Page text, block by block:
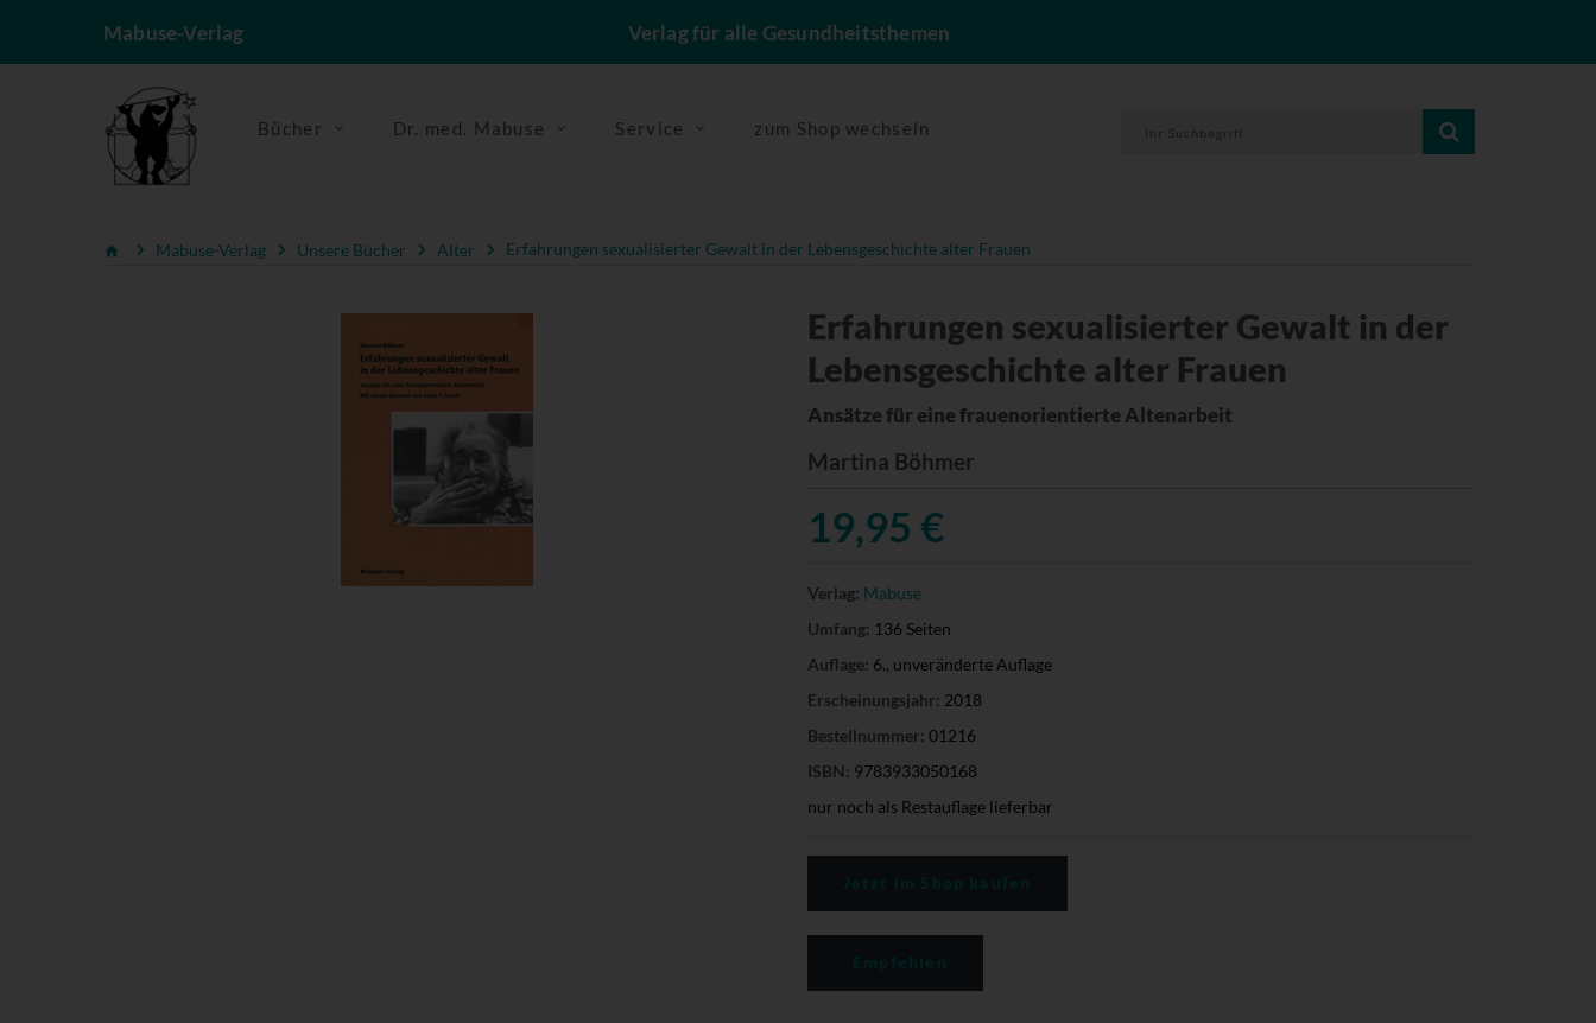
Mabuse-Verlag Verlag für alle Gesundheitsthemen
Bücher Dr. med. Mabuse Service zum Shop wechseln
Mabuse-Verlag Unsere Bücher Alter Erfahrungen sexualisierter Gewalt in der Lebensgeschichte alter Frauen
Erfahrungen sexualisierter Gewalt in der
Lebensgeschichte alter Frauen
Ansätze für eine frauenorientierte Altenarbeit
Martina Böhmer
19,95 €
Verlag: Mabuse
Umfang: 136 Seiten
Auflage: 6., unveränderte Auflage
Erscheinungsjahr: 2018
Bestellnummer: 01216
ISBN: 9783933050168
nur noch als Restauflage lieferbar